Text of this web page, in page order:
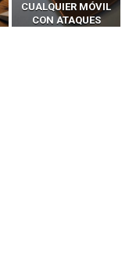
MÓVILES SIN
‘HACKEAR’ — EL